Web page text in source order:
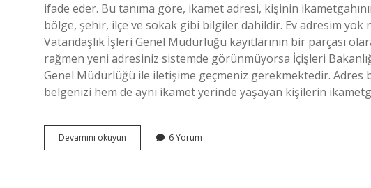
ifade eder. Bu tanıma göre, ikamet adresi, kişinin
bölge, şehir, ilçe ve sokak gibi bilgiler dahildir. Ev adresim yok
Vatandaşlık İşleri Genel Müdürlüğü kayıtlarının bir parçası
rağmen yeni adresiniz sistemde görünmüyorsa İçişleri
Genel Müdürlüğü ile iletişime geçmeniz gerekmektedir. Adres
belgenizi hem de aynı ikamet yerinde yaşayan kişilerin
Devamını okuyun
Adresimi
6 Yorum